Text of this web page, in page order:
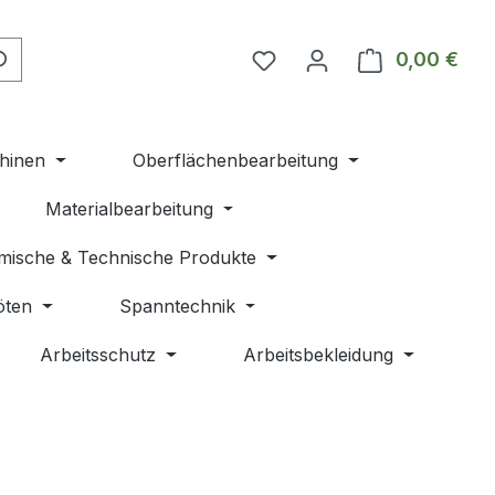
Du hast 0 Produkte auf
0,00 €
Oberflächenbearbeitung
Materialbearbeitung
& Technische Produkte
Spanntechnik
Arbeitsschutz Arbeitsbekleidung